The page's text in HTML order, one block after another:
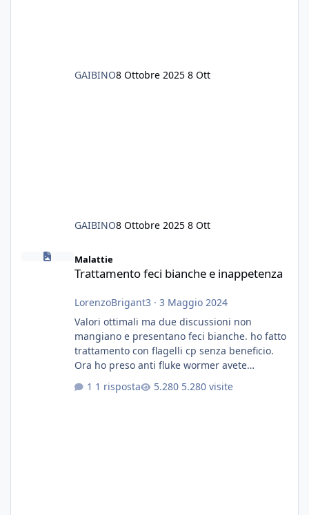
GAIBINO8 Ottobre 2025 8 Ott
GAIBINO8 Ottobre 2025 8 Ott
Malattie
Trattamento feci bianche e inappetenza
LorenzoBrigant3 · 3 Maggio 2024
Valori ottimali ma due discussioni non
mangiano e presentano feci bianche. ho fatto
trattamento con flagelli cp senza beneficio.
Ora ho preso anti fluke wormer avete
sostanza
1 risposta 5.280 visite